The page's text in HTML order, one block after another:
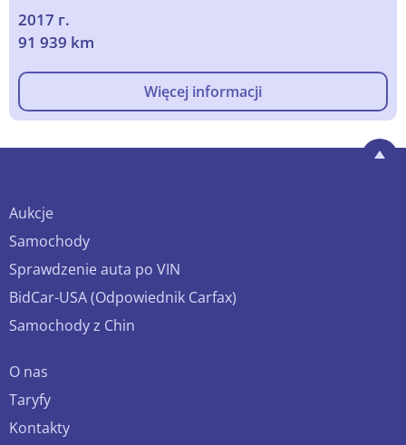
2017 г.
91 939 km
Więcej informacji
Aukcje
Samochody
Sprawdzenie auta po VIN
BidCar-USA (Odpowiednik Carfax)
Samochody z Chin
O nas
Taryfy
Kontakty